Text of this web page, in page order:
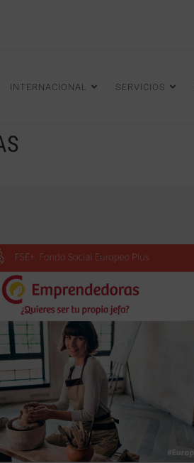
INTERNACIONAL SERVICIOS